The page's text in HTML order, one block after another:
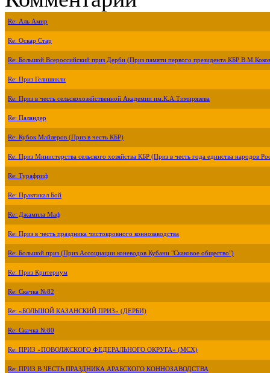
Re: Аль Амир
Re: Оскар Стар
Re: Большой Всероссийский приз Дерби (Приз памяти первого президента КБР
Re: Приз Гелишикли
Re: Приз в честь сельскохозяйственной Академии им.К.А.Тимирязева
Re: Паландер
Re: Кубок Майлеров (Приз в честь КБР)
Re: Приз Министерства сельского хозяйства КБР (Приз в честь года единства народов
Re: Турафриф
Re: Практикал Бой
Re: Джамила Маф
Re: Приз в честь праздника чистокровного коннозаводства
Re: Большой приз (Приз Ассоциации коневодов Кубани "Скаковое общество")
Re: Приз Критериум
Re: Скачка №82
Re: «БОЛЬШОЙ КАЗАНСКИЙ ПРИЗ» (ДЕРБИ)
Re: Скачка №80
Re: ПРИЗ «ПОВОЛЖСКОГО ФЕДЕРАЛЬНОГО ОКРУГА» (МСХ)
Re: ПРИЗ В ЧЕСТЬ ПРАЗДНИКА АРАБСКОГО КОННОЗАВОДСТВА